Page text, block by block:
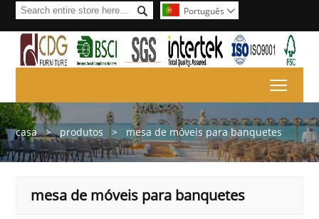
 Português 
casa > produtos > mesa de móveis para banquetes
mesa de móveis para banquetes